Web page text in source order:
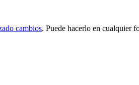
cambios. Puede hacerlo en cualquier